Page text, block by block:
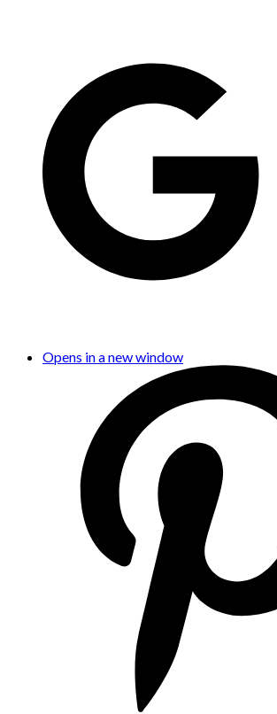
Opens in a new window